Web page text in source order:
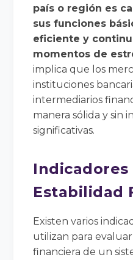
país o región es
sus funciones
eficiente y
momentos de
implica que los
instituciones
intermediarios
manera sólida y sin
significativas.
Indicadores
Estabilidad
Existen varios
utilizan para
financiera de un